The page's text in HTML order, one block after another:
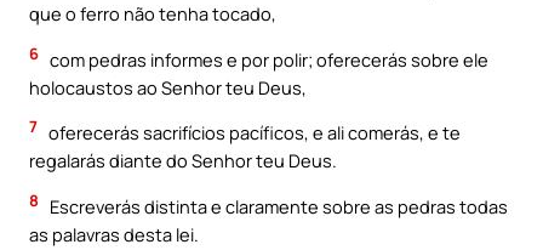
que o ferro não tenha tocado,
6 com pedras informes e por polir; oferecerás sobre ele
holocaustos ao Senhor teu Deus,
7 oferecerás sacrifícios pacíficos, e ali comerás, e te
regalarás diante do Senhor teu Deus.
8
Escreverás distinta e claramente sobre as pedras todas
as palavras desta lei.